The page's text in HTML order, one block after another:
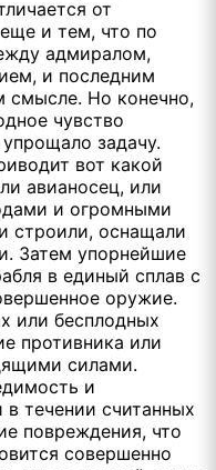
от
и тем, что по
адмиралом,
и последним
смысле. Но конечно,
чувство
задачу.
вот какой
авианосец, или
и огромными
строили, оснащали
Затем упорнейшие
в единый сплав с
оружие.
или бесплодных
противника или
силами.
и
течении считанных
повреждения, что
совершенно